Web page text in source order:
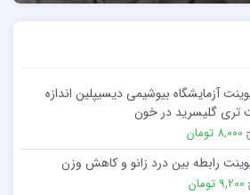
آزمایشگاه بیوشیمی دیسیپلین اندازه
تری گلیسرید در خون
8,000 تومان
رابطه بین درد زانو و کاهش وزن
9,200 تومان